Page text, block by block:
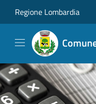
Regione Lombardia